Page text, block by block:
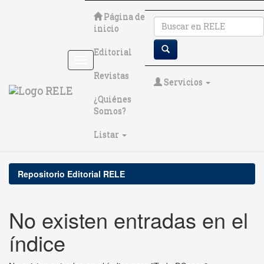
Página de
inicio
Editorial
Revistas
¿Quiénes
Somos?
Listar
Servicios
Repositorio Editorial RELE
No existen entradas en el
índice